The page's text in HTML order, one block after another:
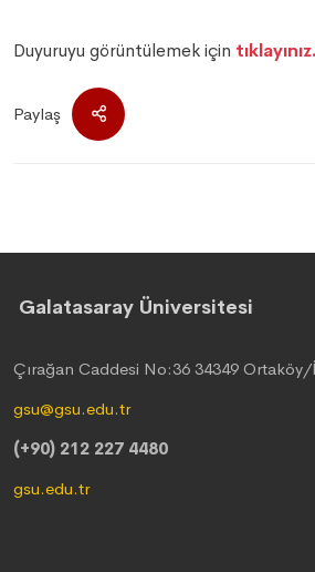
Duyuruyu görüntülemek için tıklayınız.
Paylaş
Galatasaray Üniversitesi
Çırağan Caddesi No:36 34349
gsu@gsu.edu.tr
(+90) 212 227 4480
gsu.edu.tr